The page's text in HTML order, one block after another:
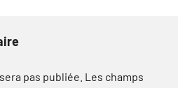
pas publiée. Les champs